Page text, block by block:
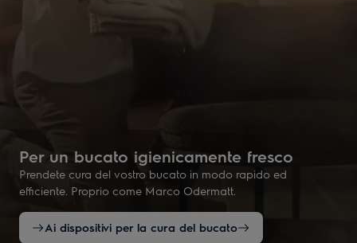
Per un bucato igienicamente fresco
Prendete cura del vostro bucato in modo rapido ed
efficiente. Proprio come Marco Odermatt.
Ai dispositivi per la cura del bucato